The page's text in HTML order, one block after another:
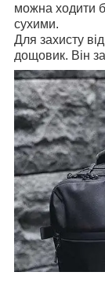
можна ходити
сухими.
Для захисту
дощовик. Він